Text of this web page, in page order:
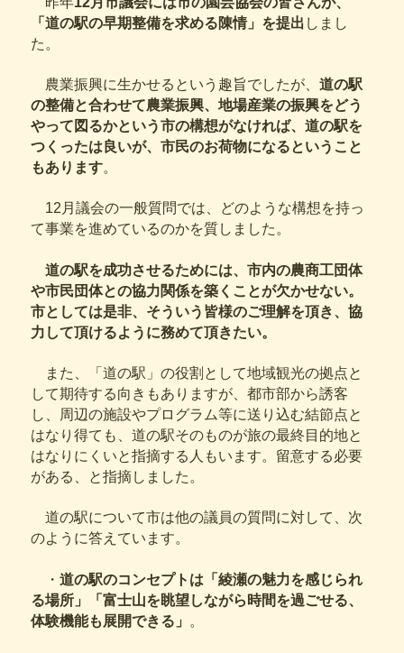
「道の駅の早期整備を求める陳情」を提出 しまし
た。
農業振興に生かせるという趣旨でしたが、道の駅
の整備と合わせて農業振興、地場産業の振興をどう
やって図るかという市の構想がなければ、道の駅を
つくったは良いが、市民のお荷物になるということ
もあります。
12月議会の一般質問では、どのような構想を持っ
て事業を進めているのかを質しました。
道の駅を成功させるためには、市内の農商工団体
や市民団体との協力関係を築くことが欠かせない。
市としては是非、そういう皆様のご理解を頂き、協
力して頂けるように務めて頂きたい。
また、「道の駅」の役割として地域観光の拠点と
して期待する向きもありますが、都市部から誘客
し、周辺の施設やプログラム等に送り込む結節点と
はなり得ても、道の駅そのものが旅の最終目的地と
はなりにくいと指摘する人もいます。留意する必要
がある、と指摘しました。
道の駅について市は他の議員の質問に対して、次
のように答えています。
・道の駅のコンセプトは「綾瀬の魅力を感じられ
る場所」「富士山を眺望しながら時間を過ごせる、
体験機能も展開できる」 。